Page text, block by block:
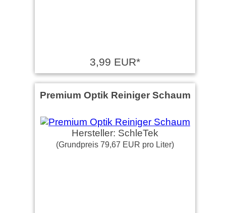
3,99 EUR*
Premium Optik Reiniger Schaum
Hersteller: SchleTek
(Grundpreis 79,67 EUR pro Liter)